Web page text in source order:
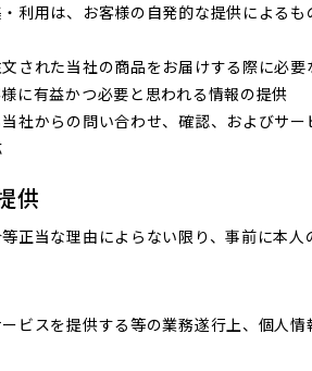
利用は、お客様の自発的な提供による
された当社の商品をお届けする際に必要
に有益かつ必要と思われる情報の提供
社からの問い合わせ、確認、およびサ
供
正当な理由によらない限り、事前に本
ビスを提供する等の業務遂行上、個人